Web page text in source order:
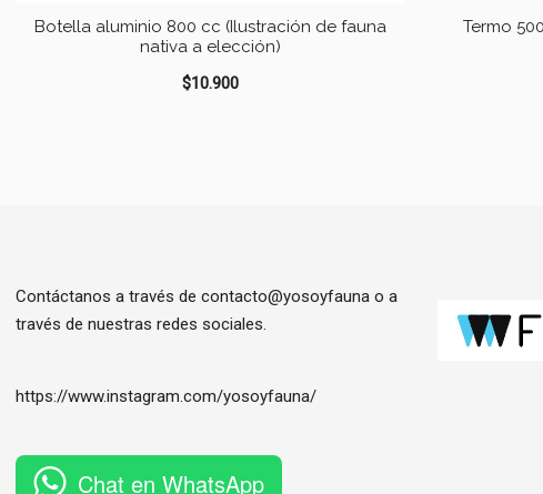
Botella aluminio 800 cc (Ilustración de fauna
nativa a elección)
$10.900
Termo
Contáctanos a través de contacto@yosoyfauna o a
través de nuestras redes sociales.
https://www.instagram.com/yosoyfauna/
Chat en WhatsApp